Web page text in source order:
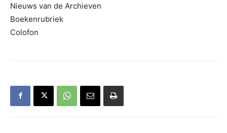
Nieuws van de Archieven
Boekenrubriek
Colofon